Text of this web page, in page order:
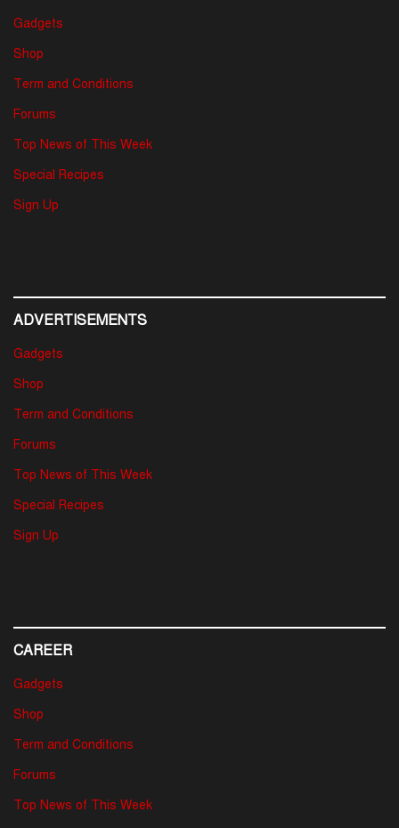
Gadgets
Shop
Term and Conditions
Forums
Top News of This Week
Special Recipes
Sign Up
ADVERTISEMENTS
Gadgets
Shop
Term and Conditions
Forums
Top News of This Week
Special Recipes
Sign Up
CAREER
Gadgets
Shop
Term and Conditions
Forums
Top News of This Week